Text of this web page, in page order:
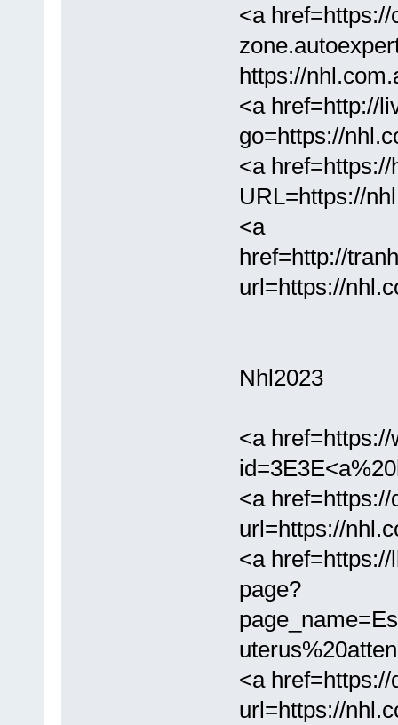
<a
https://
<a href=http://
go=https://
<a
URL=https://
<a
href=http://
url=https://
Nhl2023
<a
<a
url=https://
<a
page?
<a
url=https://